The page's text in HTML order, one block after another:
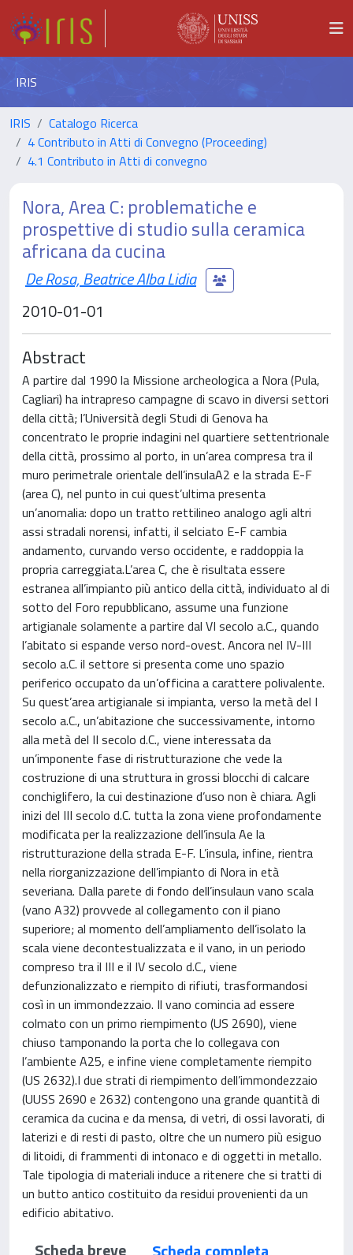
IRIS
IRIS
Catalogo Ricerca
4 Contributo in Atti di Convegno (Proceeding)
4.1 Contributo in Atti di convegno
Nora, Area C: problematiche e
prospettive di studio sulla ceramica
africana da cucina
De Rosa, Beatrice Alba Lidia
2010-01-01
Abstract
A partire dal 1990 la Missione archeologica a Nora (Pula,
Cagliari) ha intrapreso campagne di scavo in diversi settori
della città; l’Università degli Studi di Genova ha
concentrato le proprie indagini nel quartiere settentrionale
della città, prossimo al porto, in un’area compresa tra il
muro perimetrale orientale dell’insulaA2 e la strada E-F
(area C), nel punto in cui quest’ultima presenta
un’anomalia: dopo un tratto rettilineo analogo agli altri
assi stradali norensi, infatti, il selciato E-F cambia
andamento, curvando verso occidente, e raddoppia la
propria carreggiata.L’area C, che è risultata essere
estranea all’impianto più antico della città, individuato al di
sotto del Foro repubblicano, assume una funzione
artigianale solamente a partire dal VI secolo a.C., quando
l’abitato si espande verso nord-ovest. Ancora nel IV-III
secolo a.C. il settore si presenta come uno spazio
periferico occupato da un’officina a carattere polivalente.
Su quest’area artigianale si impianta, verso la metà del I
secolo a.C., un’abitazione che successivamente, intorno
alla metà del II secolo d.C., viene interessata da
un’imponente fase di ristrutturazione che vede la
costruzione di una struttura in grossi blocchi di calcare
conchiglifero, la cui destinazione d’uso non è chiara. Agli
inizi del III secolo d.C. tutta la zona viene profondamente
modificata per la realizzazione dell’insula Ae la
ristrutturazione della strada E-F. L’insula, infine, rientra
nella riorganizzazione dell’impianto di Nora in età
severiana. Dalla parete di fondo dell’insulaun vano scala
(vano A32) provvede al collegamento con il piano
superiore; al momento dell’ampliamento dell’isolato la
scala viene decontestualizzata e il vano, in un periodo
compreso tra il III e il IV secolo d.C., viene
defunzionalizzato e riempito di rifiuti, trasformandosi
così in un immondezzaio. Il vano comincia ad essere
colmato con un primo riempimento (US 2690), viene
chiuso tamponando la porta che lo collegava con
l’ambiente A25, e infine viene completamente riempito
(US 2632).I due strati di riempimento dell’immondezzaio
(UUSS 2690 e 2632) contengono una grande quantità di
ceramica da cucina e da mensa, di vetri, di ossi lavorati, di
laterizi e di resti di pasto, oltre che un numero più esiguo
di litoidi, di frammenti di intonaco e di oggetti in metallo.
Tale tipologia di materiali induce a ritenere che si tratti di
un butto antico costituito da residui provenienti da un
edificio abitativo.
Scheda breve